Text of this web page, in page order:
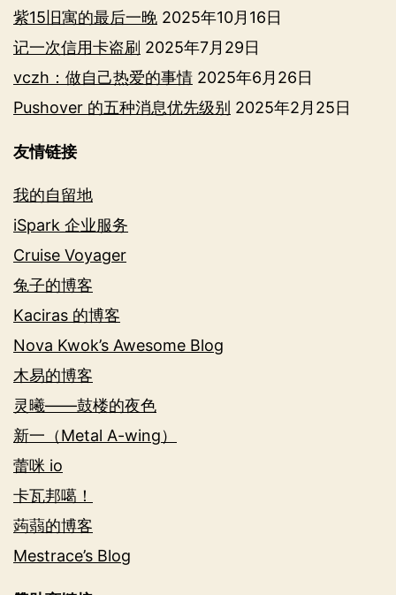
紫15旧寓的最后一晚 2025年10月16日
记一次信用卡盗刷 2025年7月29日
vczh：做自己热爱的事情 2025年6月26日
Pushover 的五种消息优先级别 2025年2月25日
友情链接
我的自留地
iSpark 企业服务
Cruise Voyager
兔子的博客
Kaciras 的博客
Nova Kwok’s Awesome Blog
木易的博客
灵曦——鼓楼的夜色
新一（Metal A-wing）
蕾咪 io
卡瓦邦噶！
蒟蒻的博客
Mestrace’s Blog